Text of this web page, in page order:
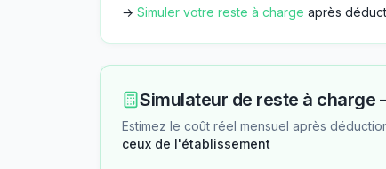
→ Simuler votre reste à charge après
Simulateur de reste à charge
Estimez le coût réel mensuel après
ceux de l'établissement